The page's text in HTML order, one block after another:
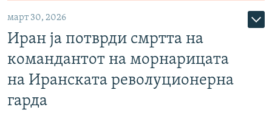
март 30, 2026
Иран ја потврди смртта на
командантот на морнарицата
на Иранската револуционерна
гарда